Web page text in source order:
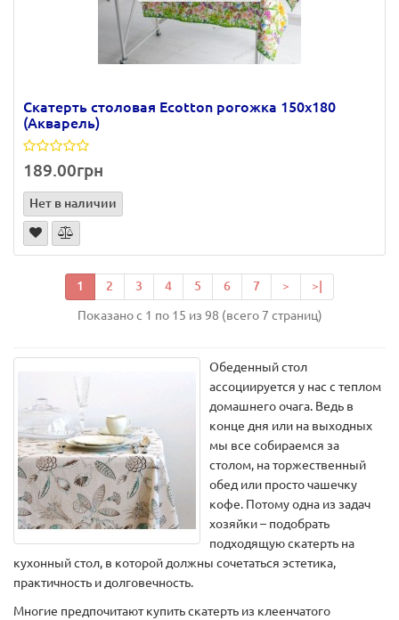
Скатерть столовая Ecotton рогожка 150х180
(Акварель)
189.00грн
Нет в наличии
1 2 3 4 5 6 7 > >|
Показано с 1 по 15 из 98 (всего 7 страниц)
Обеденный стол
ассоциируется у нас с теплом
домашнего очага. Ведь в
конце дня или на выходных
мы все собираемся за
столом, на торжественный
обед или просто чашечку
кофе. Потому одна из задач
хозяйки – подобрать
подходящую скатерть на
кухонный стол, в которой должны сочетаться эстетика,
практичность и долговечность.
Многие предпочитают купить скатерть из клеенчатого